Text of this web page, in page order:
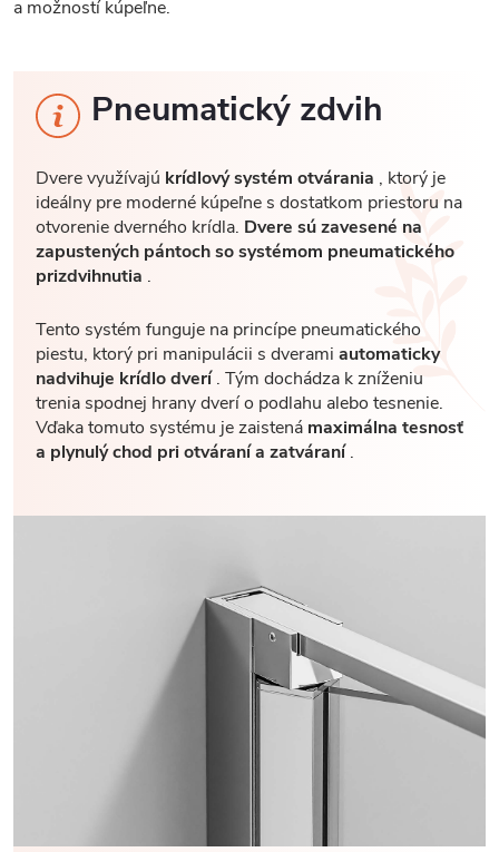
a možností kúpeľne.
Pneumatický zdvih
Dvere využívajú krídlový systém otvárania , ktorý je
ideálny pre moderné kúpeľne s dostatkom priestoru na
otvorenie dverného krídla. Dvere sú zavesené na
zapustených pántoch so systémom pneumatického
prizdvihnutia .
Tento systém funguje na princípe pneumatického
piestu, ktorý pri manipulácii s dverami automaticky
nadvihuje krídlo dverí. Tým dochádza k zníženiu
trenia spodnej hrany dverí o podlahu alebo tesnenie.
Vďaka tomuto systému je zaistená maximálna tesnosť
a plynulý chod pri otváraní a zatváraní.